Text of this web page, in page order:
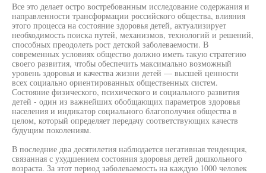
Все это делает остро востребованным исследование содержания и
направленности трансформации российского общества, влияния
этого процесса на состояние здоровья детей, актуализирует
необходимость поиска путей, механизмов, технологий и решений,
способных преодолеть рост детской заболеваемости. В
современных условиях общество должно иметь такую стратегию
своего развития, чтобы обеспечить максимально возможный
уровень здоровья и качества жизни детей — высшей ценности
всех социально ориентированных общественных систем.
Состояние физического, психического и социального развития
детей - один из важнейших обобщающих параметров здоровья
населения и индикатор социального благополучия общества в
целом, который определяет передачу соответствующих качеств
будущим поколениям.
В последние два десятилетия наблюдается негативная тенденция,
связанная с ухудшением состояния здоровья детей дошкольного
возраста. За этот период заболеваемость на каждую 1000 человек